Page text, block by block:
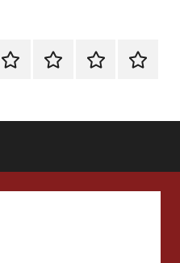
EspecialEnoturismoRanking